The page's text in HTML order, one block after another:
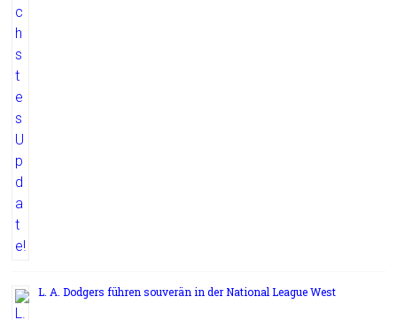
L. A. Dodgers führen souverän in der National League West